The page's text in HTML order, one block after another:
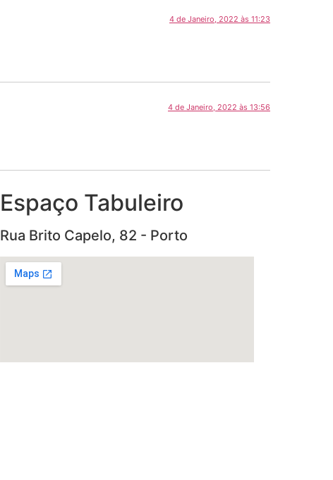
4 de Janeiro, 2022 às 11:23
4 de Janeiro, 2022 às 13:56
Espaço Tabuleiro
Rua Brito Capelo, 82 - Porto